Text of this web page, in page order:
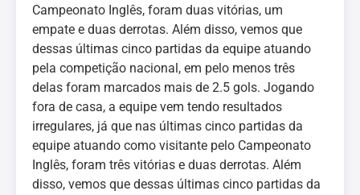
Campeonato Inglês, foram duas vitórias, um
empate e duas derrotas. Além disso, vemos que
dessas últimas cinco partidas da equipe atuando
pela competição nacional, em pelo menos três
delas foram marcados mais de 2.5 gols. Jogando
fora de casa, a equipe vem tendo resultados
irregulares, já que nas últimas cinco partidas da
equipe atuando como visitante pelo Campeonato
Inglês, foram três vitórias e duas derrotas. Além
disso, vemos que dessas últimas cinco partidas da